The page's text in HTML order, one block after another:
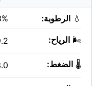
💧 الرطوبة:
🌬️ الرياح:
🌡️ الضغط: